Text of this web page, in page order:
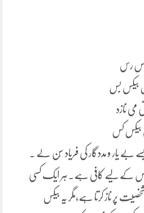
رس
بیکس بس
می نازد
بیکس کس
بے یار و مددگار کی فریاد سُن لے ۔
کے لیے کافی ہے۔ ہر ایک کسی
پر ناز کرتا ہے،مگر یہ بیکس